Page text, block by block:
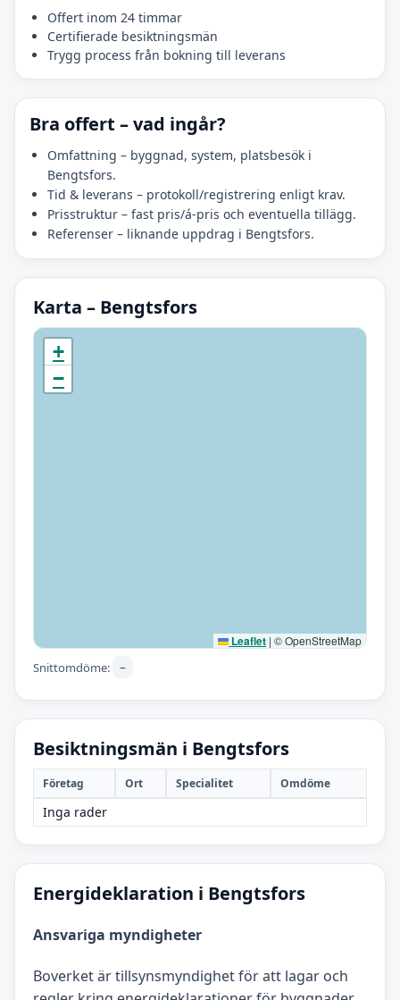
Offert inom 24 timmar
Certifierade besiktningsmän
Trygg process från bokning till leverans
Bra offert – vad ingår?
Omfattning – byggnad, system, platsbesök i
Bengtsfors.
Tid & leverans – protokoll/registrering enligt krav.
Prisstruktur – fast pris/á-pris och eventuella tillägg.
Referenser – liknande uppdrag i Bengtsfors.
Karta – Bengtsfors
Initierar karta…
+
−
Leaflet | © OpenStreetMap
Snittomdöme: –
Besiktningsmän i Bengtsfors
Företag Ort Specialitet Omdöme
Inga rader
Energideklaration i Bengtsfors
Ansvariga myndigheter
Boverket är tillsynsmyndighet för att lagar och